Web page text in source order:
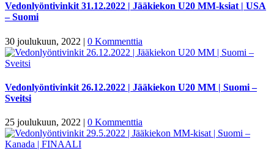
Vedonlyöntivinkit 31.12.2022 | Jääkiekon U20 MM-ksiat | USA
– Suomi
30 joulukuun, 2022 | 0 Kommenttia
Vedonlyöntivinkit 26.12.2022 | Jääkiekon U20 MM | Suomi –
Sveitsi
25 joulukuun, 2022 | 0 Kommenttia